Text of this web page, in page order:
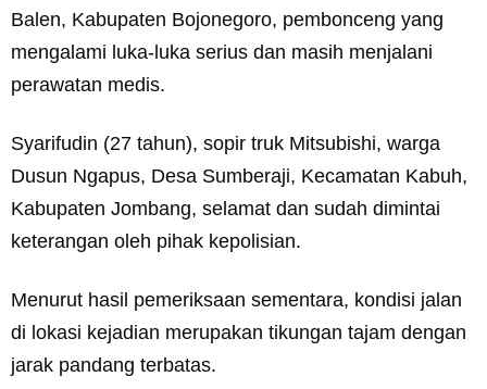
Balen, Kabupaten Bojonegoro, pembonceng yang
mengalami luka-luka serius dan masih menjalani
perawatan medis.
Syarifudin (27 tahun), sopir truk Mitsubishi, warga
Dusun Ngapus, Desa Sumberaji, Kecamatan Kabuh,
Kabupaten Jombang, selamat dan sudah dimintai
keterangan oleh pihak kepolisian.
Menurut hasil pemeriksaan sementara, kondisi jalan
di lokasi kejadian merupakan tikungan tajam dengan
jarak pandang terbatas.